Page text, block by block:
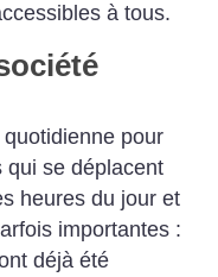
à tous.
quotidienne pour
qui se déplacent
heures du jour et
importantes :
déjà été